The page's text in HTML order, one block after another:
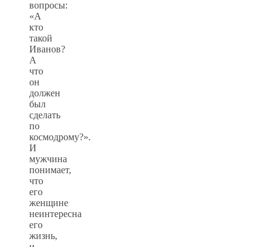
вопросы:
«А
кто
такой
Иванов?
А
что
он
должен
был
сделать
по
космодрому?».
И
мужчина
понимает,
что
его
женщине
неинтересна
его
жизнь,